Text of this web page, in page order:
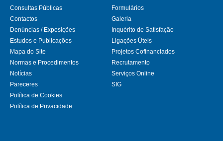
Consultas Públicas
Contactos
Denúncias / Exposições
Estudos e Publicações
Formulários
Galeria
Inquérito de Satisfação
Ligações Úteis
Mapa do Site
Normas e Procedimentos
Notícias
Pareceres
Política de Cookies
Política de Privacidade
Projetos Cofinanciados
Recrutamento
Serviços Online
SIG